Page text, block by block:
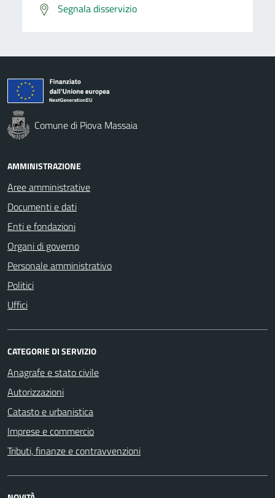
Segnala disservizio
Comune di Piova Massaia
AMMINISTRAZIONE
Aree amministrative
Documenti e dati
Enti e fondazioni
Organi di governo
Personale amministrativo
Politici
Uffici
CATEGORIE DI SERVIZIO
Anagrafe e stato civile
Autorizzazioni
Catasto e urbanistica
Imprese e commercio
Tributi, finanze e contravvenzioni